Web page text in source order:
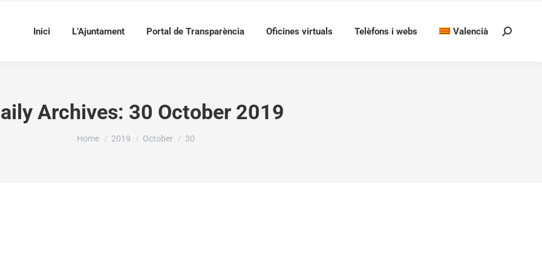
Inici L’Ajuntament Portal de Transparència Oficines virtuals Telèfons i webs Valencià Search:
Archives: 30 October 2019
You are here:
Home 2019 October 30